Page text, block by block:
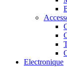
Electronique